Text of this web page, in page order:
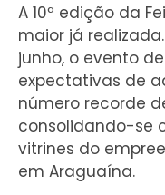
A 10ª edição da
maior já
junho, o evento
expectativas de
número recorde
consolidando-se
vitrines do
em Araguaína.